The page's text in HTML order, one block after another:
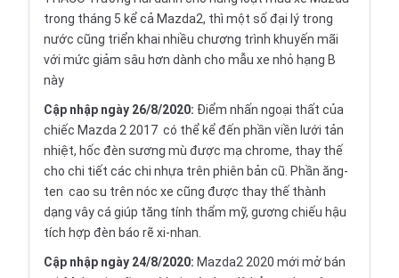
trong tháng 5 kể cả Mazda2, thì một số đại lý trong
nước cũng triển khai nhiều chương trình khuyến mãi
với mức giảm sâu hơn dành cho mẫu xe nhỏ hạng B
này
Cập nhập ngày 26/8/2020: Điểm nhấn ngoại thất của
chiếc Mazda 2 2017 có thể kể đến phần viền lưới tản
nhiệt, hốc đèn sương mù được mạ chrome, thay thế
cho chi tiết các chi nhựa trên phiên bản cũ. Phần ăng-
ten cao su trên nóc xe cũng được thay thế thành
dạng vây cá giúp tăng tính thẩm mỹ, gương chiếu hậu
tích hợp đèn báo rẽ xi-nhan.
Cập nhập ngày 24/8/2020: Mazda2 2020 mới mở bán